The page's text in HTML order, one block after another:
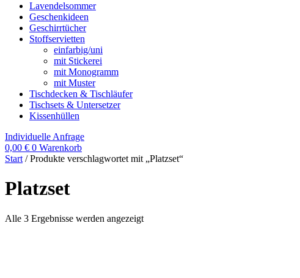
Lavendelsommer
Geschenkideen
Geschirrtücher
Stoffservietten
einfarbig/uni
mit Stickerei
mit Monogramm
mit Muster
Tischdecken & Tischläufer
Tischsets & Untersetzer
Kissenhüllen
Individuelle Anfrage
0,00 € 0 Warenkorb
Start / Produkte verschlagwortet mit „Platzset“
Platzset
Alle 3 Ergebnisse werden angezeigt